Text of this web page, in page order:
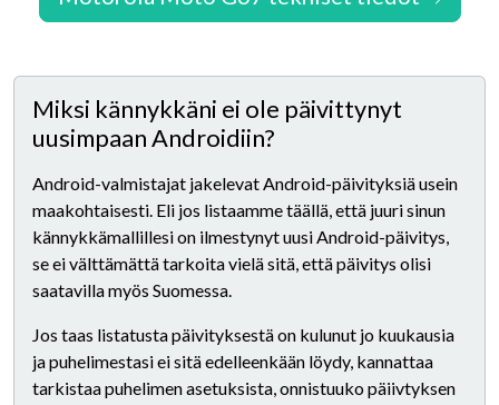
Miksi kännykkäni ei ole päivittynyt
uusimpaan Androidiin?
Android-valmistajat jakelevat Android-päivityksiä usein
maakohtaisesti. Eli jos listaamme täällä, että juuri sinun
kännykkämallillesi on ilmestynyt uusi Android-päivitys,
se ei välttämättä tarkoita vielä sitä, että päivitys olisi
saatavilla myös Suomessa.
Jos taas listatusta päivityksestä on kulunut jo kuukausia
ja puhelimestasi ei sitä edelleenkään löydy, kannattaa
tarkistaa puhelimen asetuksista, onnistuuko päiivtyksen